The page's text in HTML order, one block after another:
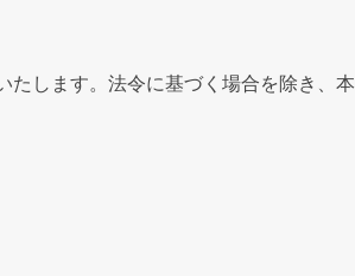
します。法令に基づく場合を除き、本